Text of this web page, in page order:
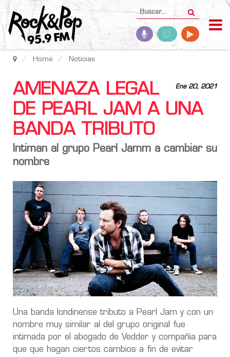
Home Noticias
Ene 20, 2021
AMENAZA LEGAL
DE PEARL JAM A UNA
BANDA TRIBUTO
Intiman al grupo Pearl Jamm a cambiar su
nombre
Una banda londinense tributo a Pearl Jam y con un
nombre muy similar al del grupo original fue
intimada por el abogado de Vedder y compañía para
que que hagan ciertos cambios a fin de evitar